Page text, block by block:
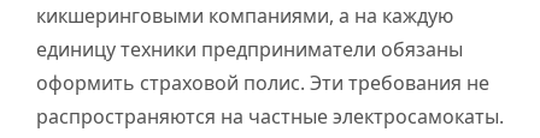
кикшеринговыми компаниями, а на каждую
единицу техники предприниматели обязаны
оформить страховой полис. Эти требования не
распространяются на частные электросамокаты.